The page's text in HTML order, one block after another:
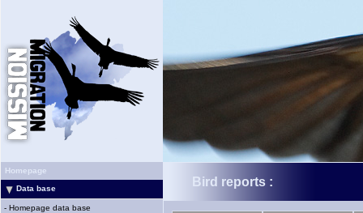
Homepage
Data base
- Homepage data base
Bird reports :